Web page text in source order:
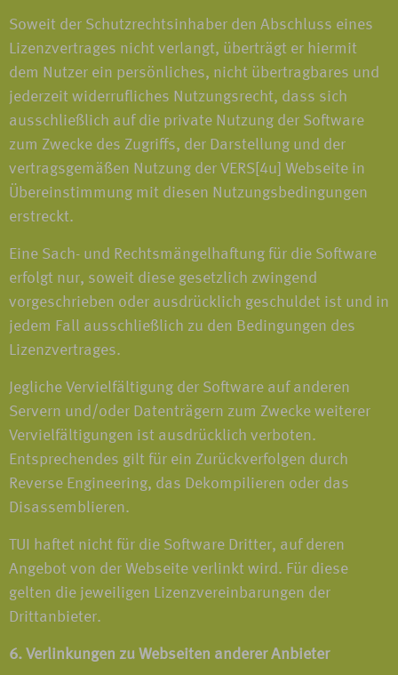
Soweit der Schutzrechtsinhaber den Abschluss eines
Lizenzvertrages nicht verlangt, überträgt er hiermit
dem Nutzer ein persönliches, nicht übertragbares und
jederzeit widerrufliches Nutzungsrecht, dass sich
ausschließlich auf die private Nutzung der Software
zum Zwecke des Zugriffs, der Darstellung und der
vertragsgemäßen Nutzung der VERS[4u] Webseite in
Übereinstimmung mit diesen Nutzungsbedingungen
erstreckt.
Eine Sach- und Rechtsmängelhaftung für die Software
erfolgt nur, soweit diese gesetzlich zwingend
vorgeschrieben oder ausdrücklich geschuldet ist und in
jedem Fall ausschließlich zu den Bedingungen des
Lizenzvertrages.
Jegliche Vervielfältigung der Software auf anderen
Servern und/oder Datenträgern zum Zwecke weiterer
Vervielfältigungen ist ausdrücklich verboten.
Entsprechendes gilt für ein Zurückverfolgen durch
Reverse Engineering, das Dekompilieren oder das
Disassemblieren.
TUI haftet nicht für die Software Dritter, auf deren
Angebot von der Webseite verlinkt wird. Für diese
gelten die jeweiligen Lizenzvereinbarungen der
Drittanbieter.
6. Verlinkungen zu Webseiten anderer Anbieter